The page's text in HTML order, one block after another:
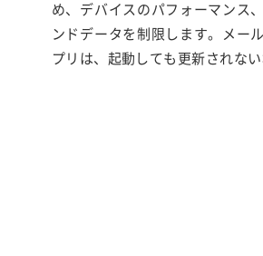
め、デバイスのパフォーマンス
ンドデータを制限します。メー
プリは、起動しても更新されない